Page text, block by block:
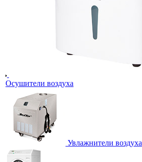
Осушители воздуха
Увлажнители воздуха